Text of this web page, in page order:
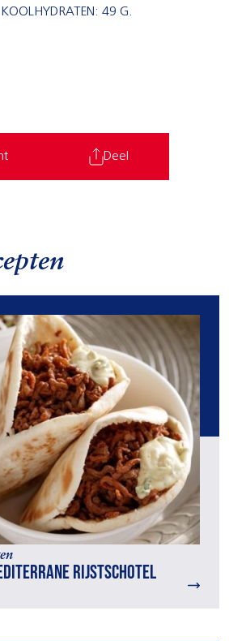
49 G.
Deel
rijstschotel